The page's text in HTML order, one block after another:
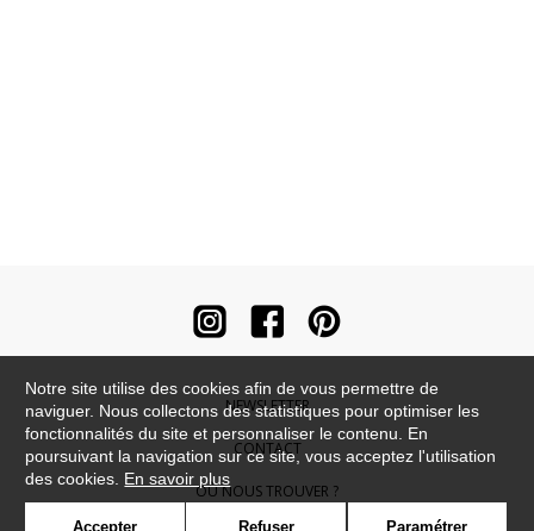
NEWSLETTER
CONTACT
OÙ NOUS TROUVER ?
Notre site utilise des cookies afin de vous permettre de
naviguer. Nous collectons des statistiques pour optimiser les
fonctionnalités du site et personnaliser le contenu. En
poursuivant la navigation sur ce site, vous acceptez l'utilisation
des cookies. En savoir plus
Accepter Refuser Paramétrer